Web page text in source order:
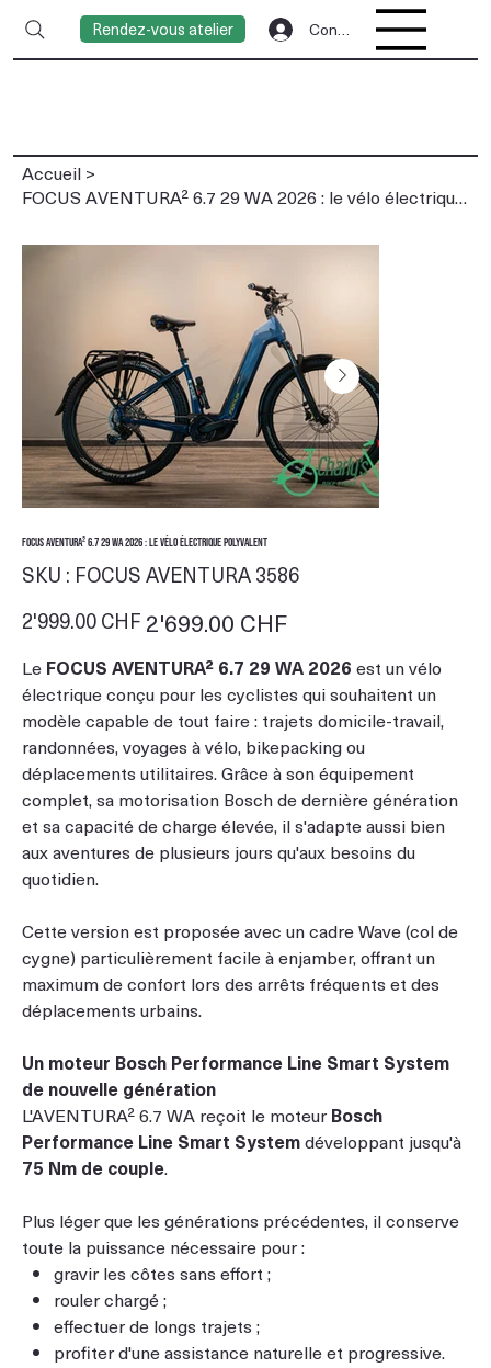
Rendez-vous atelier Connexion
Accueil >
FOCUS AVENTURA² 6.7 29 WA 2026 : le vélo électrique polyvalent
FOCUS AVENTURA² 6.7 29 WA 2026 : le vélo électrique polyvalent
SKU :
FOCUS
FOCUS AVENTURA 3586
Prix
d’origine
2'999.00 CHF promotionnel
2'699.00 CHF
Le FOCUS AVENTURA² 6.7 29 WA 2026 est un vélo
électrique conçu pour les cyclistes qui souhaitent un
modèle capable de tout faire : trajets domicile-travail,
randonnées, voyages à vélo, bikepacking ou
déplacements utilitaires. Grâce à son équipement
complet, sa motorisation Bosch de dernière génération
et sa capacité de charge élevée, il s'adapte aussi bien
aux aventures de plusieurs jours qu'aux besoins du
quotidien.
Cette version est proposée avec un cadre Wave (col de
cygne) particulièrement facile à enjamber, offrant un
maximum de confort lors des arrêts fréquents et des
déplacements urbains.
Un moteur Bosch Performance Line Smart System
de nouvelle génération
L'AVENTURA² 6.7 WA reçoit le moteur Bosch
Performance Line Smart Systemdéveloppant jusqu'à
75 Nm de couple.
Plus léger que les générations précédentes, il conserve
toute la puissance nécessaire pour :
gravir les côtes sans effort ;
rouler chargé ;
effectuer de longs trajets ;
profiter d'une assistance naturelle et progressive.